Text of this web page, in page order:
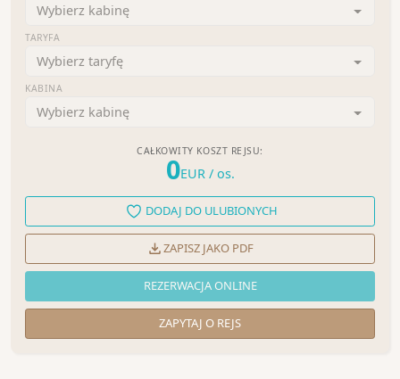
Wybierz kabinę
TARYFA
Wybierz taryfę
KABINA
Wybierz kabinę
CAŁKOWITY KOSZT REJSU:
0EUR / os.
DODAJ DO ULUBIONYCH
ZAPISZ JAKO PDF
REZERWACJA ONLINE
ZAPYTAJ O REJS